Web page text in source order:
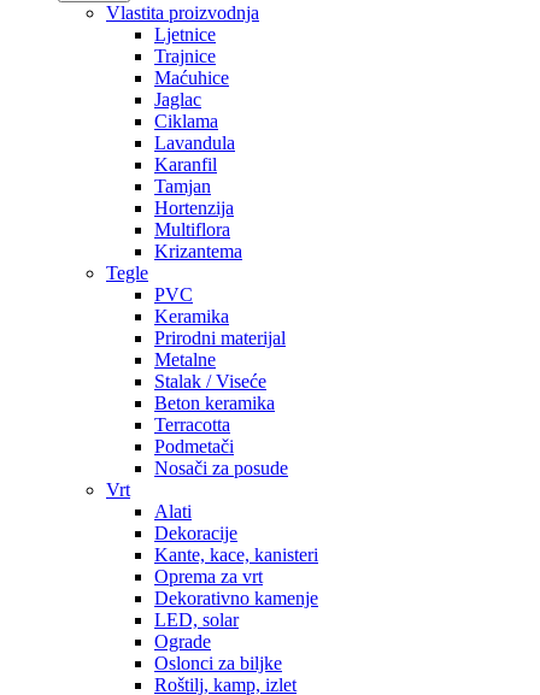
Vlastita proizvodnja
Ljetnice
Trajnice
Maćuhice
Jaglac
Ciklama
Lavandula
Karanfil
Tamjan
Hortenzija
Multiflora
Krizantema
Tegle
PVC
Keramika
Prirodni materijal
Metalne
Stalak / Viseće
Beton keramika
Terracotta
Podmetači
Nosači za posude
Vrt
Alati
Dekoracije
Kante, kace, kanisteri
Oprema za vrt
Dekorativno kamenje
LED, solar
Ograde
Oslonci za biljke
Roštilj, kamp, izlet